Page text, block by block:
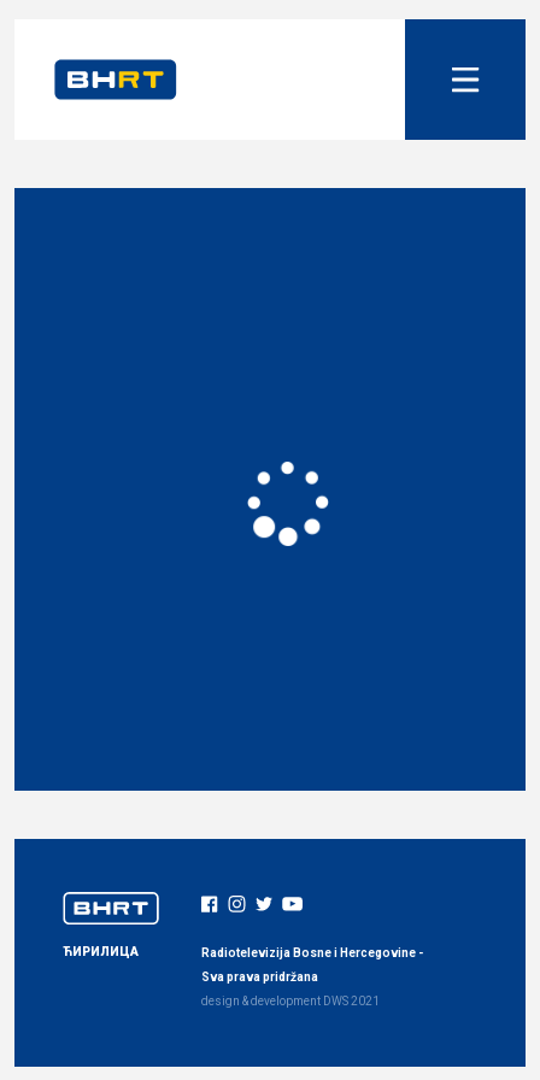
ЋИРИЛИЦА
Radiotelevizija Bosne i Hercegovine -
Sva prava pridržana
design & development DWS2021